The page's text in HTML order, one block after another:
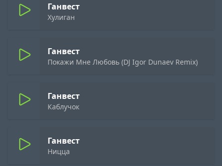
Ганвест
Хулиган
Ганвест
Покажи Мне Любовь (DJ Igor Dunaev Remix)
Ганвест
Каблучок
Ганвест
Ницца